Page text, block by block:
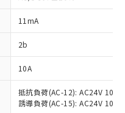
11mA
2b
10A
抵抗負荷(AC-12): AC24V 10A/
誘導負荷(AC-15): AC24V
き、同意のうえ
御機器事業取扱
よび標準価格
ただくもので
扱商品の中には、
令（10物質）の
対応品を出す予
令（10物質）の
または確認中の
ど無形物で、有
品です。
含有部品として
率が中国RoHSの
します。
率が中国RoHSの